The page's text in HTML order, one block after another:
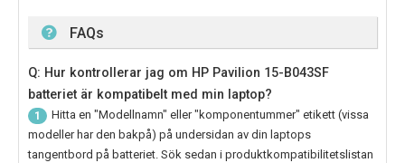
FAQs
Q: Hur kontrollerar jag om HP Pavilion 15-B043SF
batteriet är kompatibelt med min laptop?
1
Hitta en "Modellnamn" eller "komponentummer" etikett (vissa
modeller har den bakpå) på undersidan av din laptops
tangentbord på batteriet. Sök sedan i produktkompatibilitetslistan